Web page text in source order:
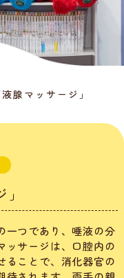
腺マッサージ」
一つであり、唾液の分
ッサージは、口腔内の
ることで、消化器官の